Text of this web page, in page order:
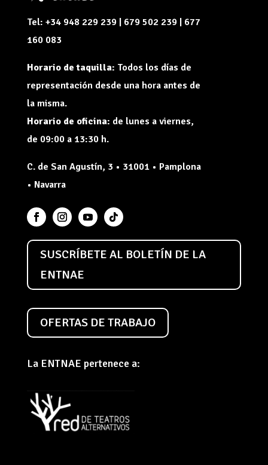
Tel: +34 948 229 239 | 679 502 239 | 677
160 083
Horario de taquilla: Todos los días de
representación desde una hora antes de
la misma.
Horario de oficina: de lunes a viernes,
de 09:00 a 13:30 h.
C. de San Agustín, 3 • 31001 • Pamplona
• Navarra
SUSCRÍBETE AL BOLETÍN DE LA
ENTNAE
OFERTAS DE TRABAJO
La ENTNAE pertenece a: